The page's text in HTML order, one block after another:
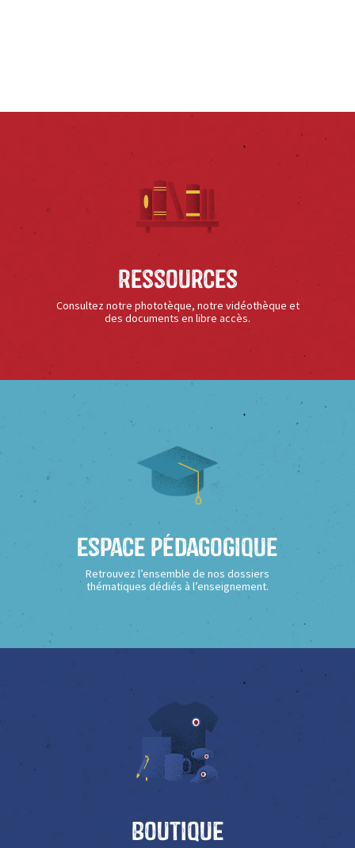
Ressources
Consultez notre phototèque, notre vidéothèque et
des documents en libre accès.
Espace Pédagogique
Retrouvez l’ensemble de nos dossiers
thématiques dédiés à l’enseignement.
Boutique